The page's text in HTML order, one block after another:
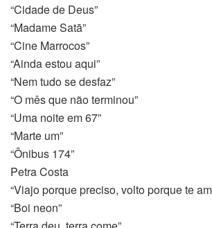
“Cidade de Deus”
“Madame Satā”
“Cine Marrocos”
“Ainda estou aqui”
“Nem tudo se desfaz”
“O mês que não terminou”
“Uma noite em 67”
“Marte um”
“Ônibus 174”
Petra Costa
“Viajo porque preciso, volto porque te
“Boi neon”